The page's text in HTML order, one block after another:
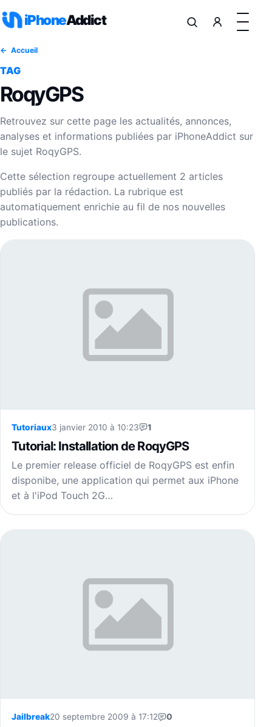
iPhoneAddict
Accueil
TAG
RoqyGPS
Retrouvez sur cette page les actualités, annonces,
analyses et informations publiées par iPhoneAddict sur
le sujet RoqyGPS.
Cette sélection regroupe actuellement 2 articles
publiés par la rédaction. La rubrique est
automatiquement enrichie au fil de nos nouvelles
publications.
Tutoriaux3 janvier 2010 à 10:23 1
Tutorial: Installation de RoqyGPS
Le premier release officiel de RoqyGPS est enfin
disponibe, une application qui permet aux iPhone
et à l'iPod Touch 2G…
Jailbreak20 septembre 2009 à 17:12 0